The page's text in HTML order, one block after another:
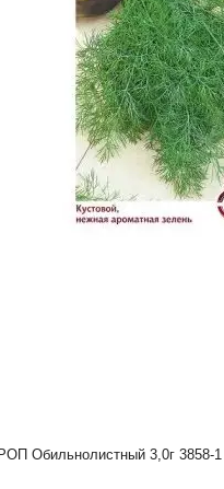
Обильнолистный 3,0г 3858-1